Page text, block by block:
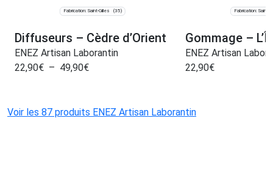
Fabrication: Saint-Gilles (35)
Diffuseurs – Cèdre d’Orient
ENEZ Artisan Laborantin
22,90€ – 49,90€
Fabrication: Saint-
Gommage –
ENEZ Artisan
22,90€
Voir les 87 produits ENEZ Artisan Laborantin